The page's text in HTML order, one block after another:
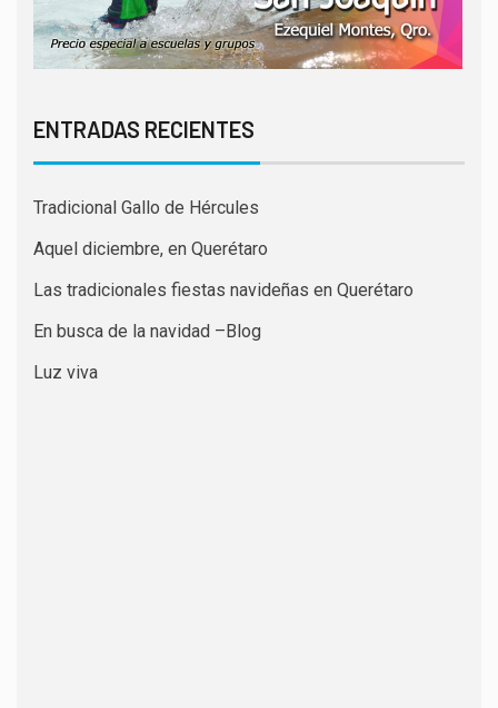
ENTRADAS RECIENTES
Tradicional Gallo de Hércules
Aquel diciembre, en Querétaro
Las tradicionales fiestas navideñas en Querétaro
En busca de la navidad –Blog
Luz viva